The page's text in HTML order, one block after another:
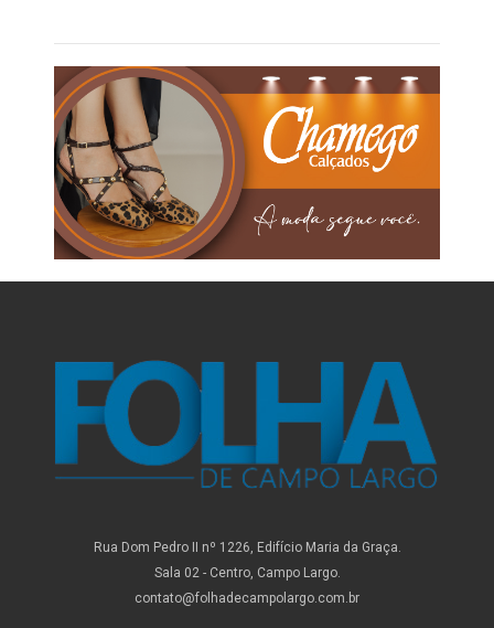
Rua Dom Pedro II nº 1226, Edifício Maria da Graça.
Sala 02 - Centro, Campo Largo.
contato@folhadecampolargo.com.br